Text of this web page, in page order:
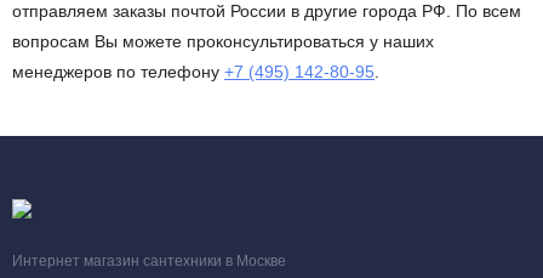
отправляем заказы почтой России в другие города РФ. По всем
вопросам Вы можете проконсультироваться у наших
менеджеров по телефону +7 (495) 142-80-95
Интернет магазин сантехники в Москве